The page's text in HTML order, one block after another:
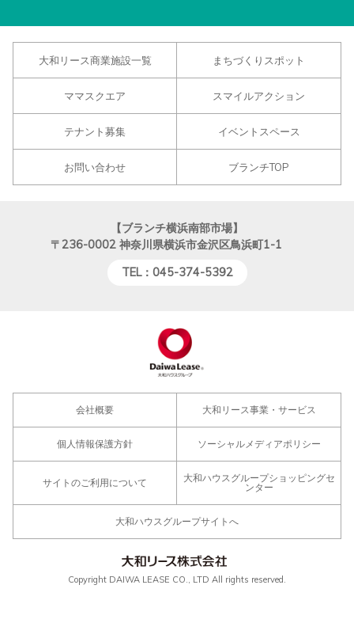
大和リース商業施設一覧 まちづくりスポット
ママスクエア スマイルアクション
テナント募集 イベントスペース
お問い合わせ ブランチTOP
【ブランチ横浜南部市場】
〒236-0002 神奈川県横浜市金沢区鳥浜町1-1
TEL：045-374-5392
会社概要 大和リース事業・サービス
個人情報保護方針 ソーシャルメディアポリシー
サイトのご利用について
大和ハウスグループショッピングセ
ンター
大和ハウスグループサイトへ
Copyright DAIWA LEASE CO., LTD All rights reserved.